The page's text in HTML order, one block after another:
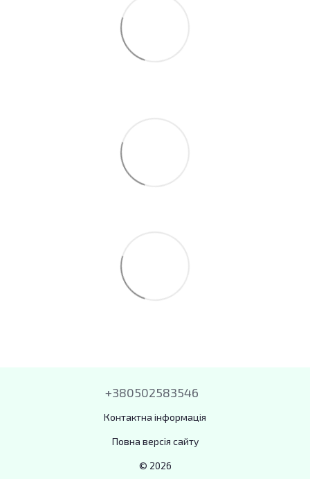
+380502583546
Контактна інформація
Повна версія сайту
© 2026